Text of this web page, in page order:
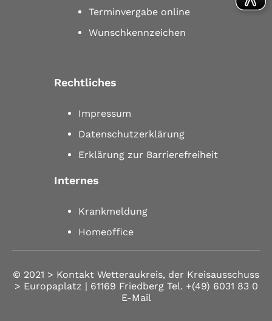
Terminvergabe online
Wunschkennzeichen
Rechtliches
Impressum
Datenschutzerklärung
Erklärung zur Barrierefreiheit
Internes
Krankmeldung
Homeoffice
© 2021 > Kontakt Wetteraukreis, der Kreisausschuss
> Europaplatz | 61169 Friedberg Tel. +(49) 6031 83 0
E-Mail